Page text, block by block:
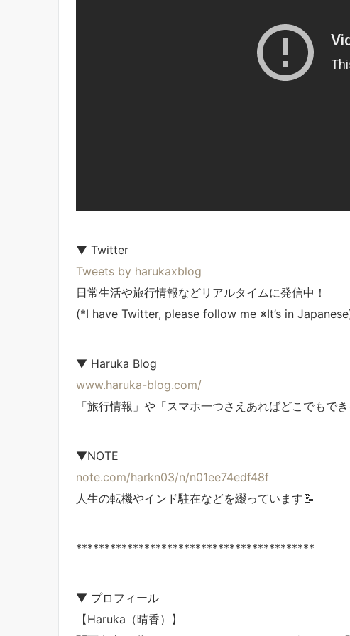
▼ Twitter
Tweets by harukaxblog
日常生活や旅行情報などリアルタイムに発信中！
(*I have Twitter, please follow me ※It’s in
▼ Haruka Blog
www.haruka-blog.com/
「旅行情報」や「スマホ一つさえあればどこでもで
▼NOTE
note.com/harkn03/n/n01ee74edf48f
人生の転機やインド駐在などを綴っています📝
******************************************
▼ プロフィール
【Haruka（晴香）】